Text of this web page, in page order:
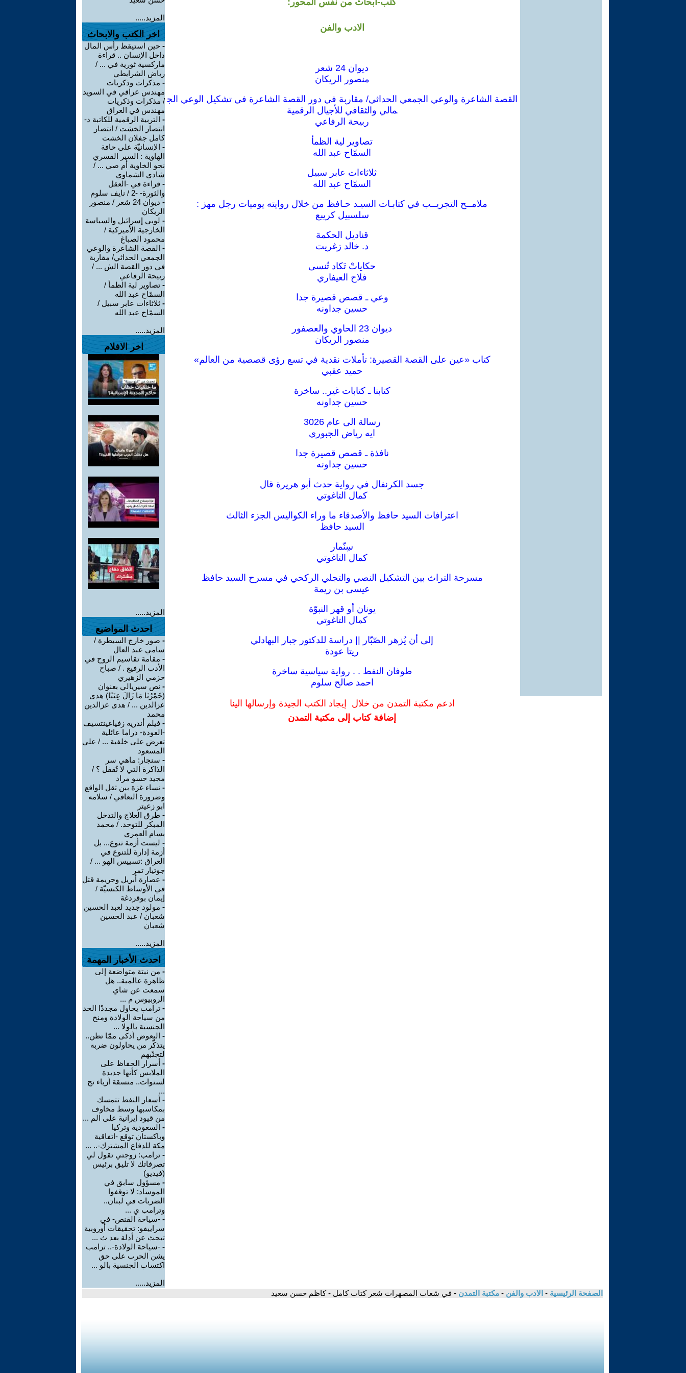
كتب-ابحاث من نفس المحور:
الادب والفن
ديوان 24 شعر
منصور الريكان
القصة الشاعرة والوعي الجمعي الحداثي/ مقاربة في دور القصة الشاعرة في تشكيل الوعي الج
مالي والثقافي للأجيال الرقمية
ربيحة الرفاعي
تصاوير لية الظمأ
السمّاح عبد الله
ثلاثاءات عابر سبيل
السمّاح عبد الله
ملامــح التجريــب في كتابـات السيـد حـافظ من خلال روايته يوميات رجل مهز :
سلسبيل كريبع
قناديل الحكمة
د. خالد زغريت
حكاياتْ تَكاد تُنسى
فلاح العيفاري
وعي ـ قصص قصيرة جدا
حسين جداونه
ديوان 23 الحاوي والعصفور
منصور الريكان
كتاب «عين على القصة القصيرة: تأملات نقدية في تسع رؤى قصصية من العالم»
حميد عقبي
كتابنا ـ كتابات غير.. ساخرة
حسين جداونه
رسالة الى عام 3026
ايه رياض الجبوري
نافذة ـ قصص قصيرة جدا
حسين جداونه
جسد الكرنفال في رواية حدث أبو هريرة قال
كمال التاغوتي
اعترافات السيد حافظ والأصدقاء ما وراء الكواليس الجزء الثالث
السيد حافظ
سِنّمار
كمال التاغوتي
مسرحة التراث بين التشكيل النصي والتجلي الركحي في مسرح السيد حافظ
عيسى بن ريمة
يونان أو قهر النبوّة
كمال التاغوتي
إلى أن يُزهر الصّبّار || دراسة للدكتور جبار البهادلي
ريتا عودة
طوفان النفط . . رواية سياسية ساخرة
احمد صالح سلوم
ادعم مكتبة التمدن من خلال إيجاد الكتب الجيدة وإرسالها الينا
إضافة كتاب إلى مكتبة التمدن
المزيد.....
اخر الكتب والابحاث
- حين استيقظ رأس المال
داخل الإنسان .. قراءة
ماركسية ثورية في ... /
رياض الشرايطي
- مذكرات وذكريات
مهندس عراقي في السويد
/ مذكرات وذكريات
مهندس في العراق
- التربية الرقمية للكاتبة د-
انتصار الخشت / انتصار
كامل جفلان الخشت
- الإنسانيّة على حافة
الهاوية : السير القسري
نحو الخاوية أم صي ... /
شادي الشماوي
- قراءة في -العقل
والثورة- -2 / نايف سلوم
-
ديوان 24 شعر / منصور
الريكان
- لوبي إسرائيل والسياسة
الخارجية الأميركية /
محمود الصباغ
- القصة الشاعرة والوعي
الجمعي الحداثي/ مقاربة
في دور القصة الش ... /
ربيحة الرفاعي
- تصاوير لية الظمأ /
السمّاح عبد الله
- ثلاثاءات عابر سبيل /
السمّاح عبد الله
المزيد.....
اخر الافلام
المزيد.....
احدث المواضيع
- صور خارج السيطرة /
سامي عبد العال
- مقامة تقاسيم الروح في
الأدب الرفيع . / صباح
حزمي الزهيري
- نص سيريالي بعنوان
(خَمْرُنَا مَا زَالَ عِنَبًا) هدى
عزالدين ... / هدى عزالدين
محمد
- فيلم أندريه زفياغينتسيف
-العودة- دراما عائلية
تعرض على خلفية ... / علي
المسعود
- سنجار: ماهي سر
الذاكرة التي لا تُقفل ؟ /
مجيد حسو مراد
- نساء غزة بين ثقل الواقع
وضرورة التعافي / سلامه
ابو زعيتر
- طرق العلاج والتدخل
المبكر للتوحد. / محمد
بسام العمري
- ليست أزمة تنوع... بل
أزمة إدارة للتنوع في
العراق :تسييس الهو ... /
جوتيار تمر
- عصارة أبريل وجريمة قتل
في الأوساط الكنسيّة /
إيمان بوقردغة
- مولود جديد لعبد الحسين
شعبان / عبد الحسين
شعبان
المزيد.....
احدث الأخبار المهمة
- من نبتة متواضعة إلى
ظاهرة عالمية.. هل
سمعت عن شاي
الروبيوس م ...
- ترامب يحاول مجددًا الحد
من سياحة الولادة ومنح
الجنسية بالولا ...
- البعوض أذكى ممّا تظن..
يتذكّر من يحاولون ضربه
لتجنّبهم
- أسرار الحفاظ على
الملابس كأنها جديدة
لسنوات.. منسقة أزياء تج
...
- أسعار النفط تتمسك
بمكاسبها وسط مخاوف
من قيود إيرانية على الم ...
- السعودية وتركيا
وباكستان توقع -اتفاقية
مكة للدفاع المشترك-.. ...
- ترامب: زوجتي تقول لي
تصرفاتك لا تليق برئيس
(فيديو)
- مسؤول سابق في
الموساد: لا توقفوا
الضربات في لبنان..
وترامب ي ...
- -سياحة القنص- في
سراييفو: تحقيقات أوروبية
تبحث عن أدلة بعد ث ...
- -سياحة الولادة-.. ترامب
يشن الحرب على حق
اكتساب الجنسية بالو ...
المزيد.....
الصفحة الرئيسية - الادب والفن - مكتبة التمدن - في شعاب المصهرات شعر كتاب كامل - كاظم حسن سعيد